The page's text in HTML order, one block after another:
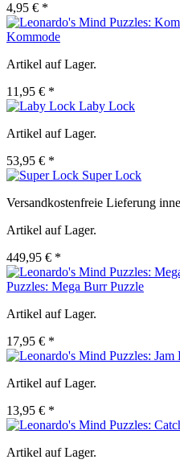
4,95 € *
Kommode
Artikel auf Lager.
11,95 € *
Laby Lock
Artikel auf Lager.
53,95 € *
Super Lock
Versandkostenfreie Lieferung
Artikel auf Lager.
449,95 € *
Puzzles: Mega Burr Puzzle
Artikel auf Lager.
17,95 € *
Artikel auf Lager.
13,95 € *
Artikel auf Lager.